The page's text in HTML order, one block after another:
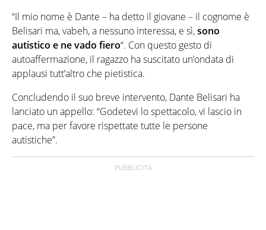
“Il mio nome è Dante – ha detto il giovane – il cognome è
Belisari ma, vabeh, a nessuno interessa, e sì,sono
autistico e ne vado fiero“. Con questo gesto di
autoaffermazione, il ragazzo ha suscitato un’ondata di
applausi tutt’altro che pietistica.
Concludendo il suo breve intervento, Dante Belisari ha
lanciato un appello: “Godetevi lo spettacolo, vi lascio in
pace, ma per favore rispettate tutte le persone
autistiche”.